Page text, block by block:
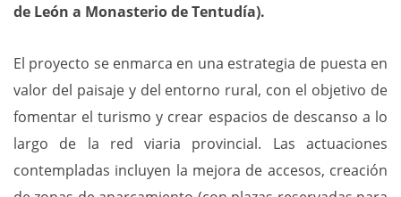
de León a Monasterio de Tentudía).
El proyecto se enmarca en una estrategia de puesta en
valor del paisaje y del entorno rural, con el objetivo de
fomentar el turismo y crear espacios de descanso a lo
largo de la red viaria provincial. Las actuaciones
contempladas incluyen la mejora de accesos, creación